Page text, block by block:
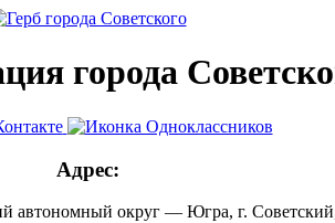
города
Адрес:
автономный округ — Югра, г.